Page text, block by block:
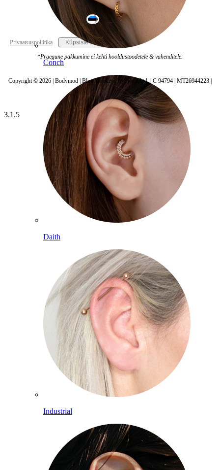
Conch
Daith
Industrial
Estonia
Privaatsuspoliitika Küpsiste seaded
*Praegune pakkumine ei kehti hooldustoodetele & vahenditele.
Copyright © 2026 | Bodymod | Blue Monkeys In Space Ltd. | C 94794 | MT26944223 |
3.1.5